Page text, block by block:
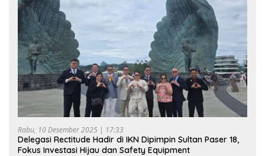
Rabu, 10 Desember 2025 | 17:33
Delegasi Rectitude Hadir di IKN Dipimpin Sultan Paser 18,
Fokus Investasi Hijau dan Safety Equipment